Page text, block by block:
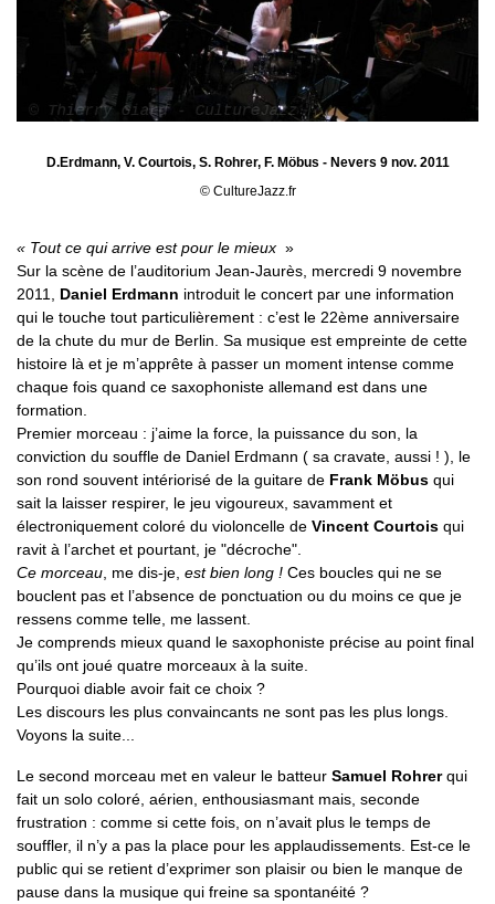
D.Erdmann, V. Courtois, S. Rohrer, F. Möbus - Nevers 9 nov. 2011
© CultureJazz.fr
« Tout ce qui arrive est pour le mieux »
Sur la scène de l’auditorium Jean-Jaurès, mercredi 9 novembre
2011, Daniel Erdmann introduit le concert par une information
qui le touche tout particulièrement : c’est le 22ème anniversaire
de la chute du mur de Berlin. Sa musique est empreinte de cette
histoire là et je m’apprête à passer un moment intense comme
chaque fois quand ce saxophoniste allemand est dans une
formation.
Premier morceau : j’aime la force, la puissance du son, la
conviction du souffle de Daniel Erdmann ( sa cravate, aussi ! ), le
son rond souvent intériorisé de la guitare de Frank Möbus qui
sait la laisser respirer, le jeu vigoureux, savamment et
électroniquement coloré du violoncelle de Vincent Courtois qui
ravit à l’archet et pourtant, je "décroche".
Ce morceau , me dis-je, est bien long ! Ces boucles qui ne se
bouclent pas et l’absence de ponctuation ou du moins ce que je
ressens comme telle, me lassent.
Je comprends mieux quand le saxophoniste précise au point final
qu’ils ont joué quatre morceaux à la suite.
Pourquoi diable avoir fait ce choix ?
Les discours les plus convaincants ne sont pas les plus longs.
Voyons la suite...
Le second morceau met en valeur le batteur Samuel Rohrerqui
fait un solo coloré, aérien, enthousiasmant mais, seconde
frustration : comme si cette fois, on n’avait plus le temps de
souffler, il n’y a pas la place pour les applaudissements. Est-ce le
public qui se retient d’exprimer son plaisir ou bien le manque de
pause dans la musique qui freine sa spontanéité ?